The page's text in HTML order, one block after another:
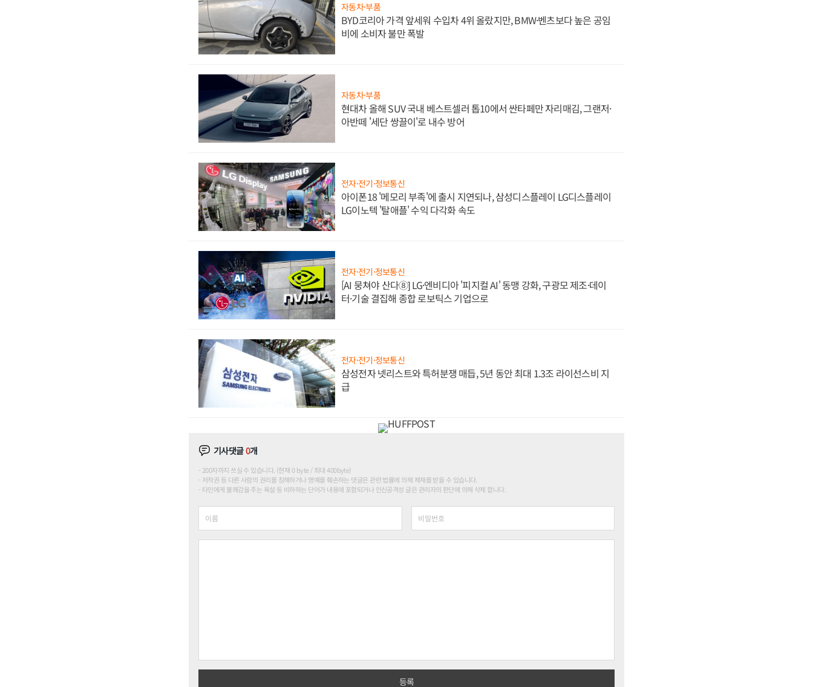
자동차·부품
BYD코리아 가격 앞세워 수입차 4위 올랐지만, BMW·벤츠보다 높은 공임
비에 소비자 불만 폭발
자동차·부품
현대차 올해 SUV 국내 베스트셀러 톱10에서 싼타페만 자리매김, 그랜저·
아반떼 '세단 쌍끌이'로 내수 방어
전자·전기·정보통신
아이폰18 '메모리 부족'에 출시 지연되나, 삼성디스플레이 LG디스플레이
LG이노텍 '탈애플' 수익 다각화 속도
전자·전기·정보통신
[AI 뭉쳐야 산다⑧] LG·엔비디아 '피지컬 AI' 동맹 강화, 구광모 제조·데이
터·기술 결집해 종합 로보틱스 기업으로
전자·전기·정보통신
삼성전자 넷리스트와 특허분쟁 매듭, 5년 동안 최대 1.3조 라이선스비 지
급
기사댓글0개
200자까지 쓰실 수 있습니다. (현재 0 byte / 최대 400byte)
저작권 등 다른 사람의 권리를 침해하거나 명예를 훼손하는 댓글은 관련 법률에 의해 제재를 받을 수 있습니다.
타인에게 불쾌감을 주는 욕설 등 비하하는 단어가 내용에 포함되거나 인신공격성 글은 관리자의 판단에 의해 삭제 합니다.